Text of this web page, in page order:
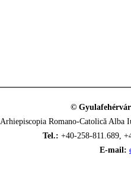
©
Arhiepiscopia Romano-Catolică
Tel.: +40-258-811.689,
E-mail: